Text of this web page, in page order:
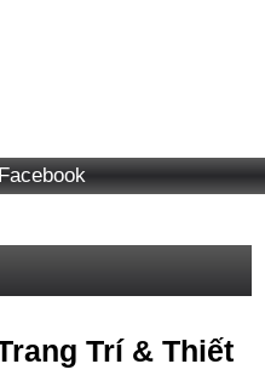
Facebook
Trí & Thiết